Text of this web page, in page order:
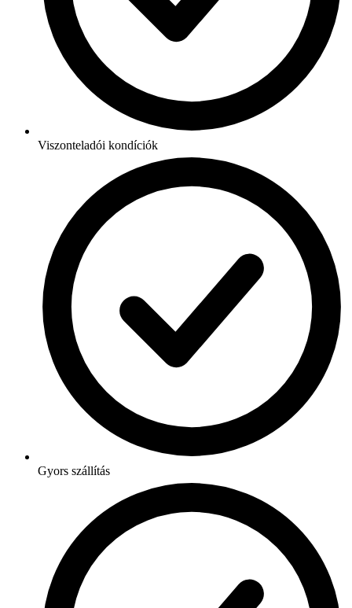
Viszonteladói kondíciók
Gyors szállítás